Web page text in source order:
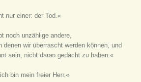
nur einer: der Tod.«
noch unzählige andere,
denen wir überrascht werden können, und
sein, nicht daran gedacht zu haben.«
bin mein freier Herr.«